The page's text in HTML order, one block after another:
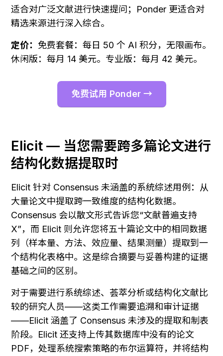
适合对广泛文献进行快速提问；Ponder 更适合对
精选来源进行深入综合。
定价： 免费套餐：每日 50 个 AI 积分，无限画布。
休闲版：每月 14 美元。专业版：每月 42 美元。
免费试用 Ponder →
Elicit — 当您需要跨多篇论文进行
结构化数据提取时
Elicit 针对 Consensus 未涵盖的系统综述用例：从
大量论文中提取跨一致维度的结构化数据。
Consensus 会以散文形式告诉您“文献普遍支持
X”，而 Elicit 则允许您将五十篇论文中的相同数据
列（样本量、方法、效应量、结果测量）提取到一
个结构化表格中。这是综合摘要与妥善构建的证据
基础之间的区别。
对于需要进行系统综述、荟萃分析或结构化文献比
较的研究人员——这类工作需要追溯和审计证据
——Elicit 涵盖了 Consensus 未涉及的提取和制表
阶段。Elicit 还支持上传其数据库中没有的论文
PDF，处理系统搜索策略的布尔运算符，并将结构